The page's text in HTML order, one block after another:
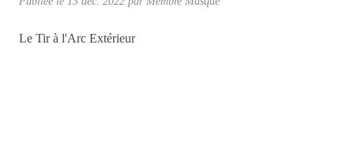
Le Tir à l'Arc Extérieur